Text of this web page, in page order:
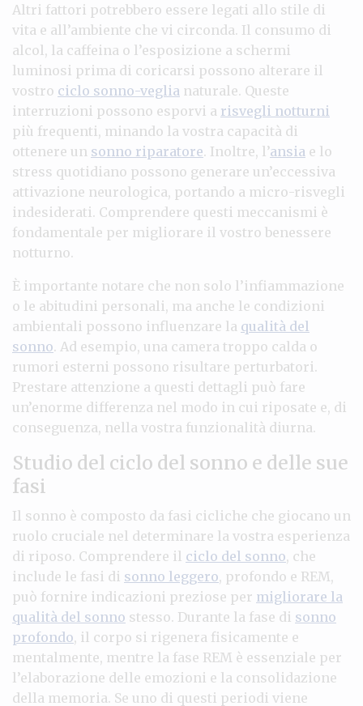
Altri fattori potrebbero essere legati allo stile di
vita e all’ambiente che vi circonda. Il consumo di
alcol, la caffeina o l’esposizione a schermi
luminosi prima di coricarsi possono alterare il
vostro ciclo sonno-veglia naturale. Queste
interruzioni possono esporvi a risvegli notturni
più frequenti, minando la vostra capacità di
ottenere un sonno riparatore. Inoltre, l’ansia e lo
stress quotidiano possono generare un’eccessiva
attivazione neurologica, portando a micro-risvegli
indesiderati. Comprendere questi meccanismi è
fondamentale per migliorare il vostro benessere
notturno.
È importante notare che non solo l’infiammazione
o le abitudini personali, ma anche le condizioni
ambientali possono influenzare la qualità del
sonno. Ad esempio, una camera troppo calda o
rumori esterni possono risultare perturbatori.
Prestare attenzione a questi dettagli può fare
un’enorme differenza nel modo in cui riposate e, di
conseguenza, nella vostra funzionalità diurna.
Studio del ciclo del sonno e delle sue
fasi
Il sonno è composto da fasi cicliche che giocano un
ruolo cruciale nel determinare la vostra esperienza
di riposo. Comprendere il ciclo del sonno, che
include le fasi di sonno leggero, profondo e REM,
può fornire indicazioni preziose per migliorare la
qualità del sonno stesso. Durante la fase di sonno
profondo, il corpo si rigenera fisicamente e
mentalmente, mentre la fase REM è essenziale per
l’elaborazione delle emozioni e la consolidazione
della memoria. Se uno di questi periodi viene